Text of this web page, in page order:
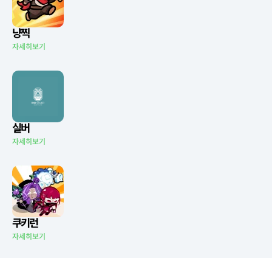
냥찍
자세히보기
실버
자세히보기
쿠키런
자세히보기